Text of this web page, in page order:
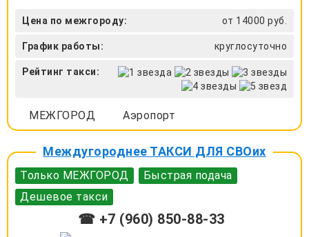
Цена по межгороду: от 14000 руб.
График работы: круглосуточно
Рейтинг такси:
МЕЖГОРОД Аэропорт
Междугороднее ТАКСИ ДЛЯ СВОих
Только МЕЖГОРОД
Быстрая подача
Дешевое такси
☎ +7 (960) 850-88-33